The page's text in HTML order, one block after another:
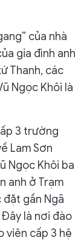
của nhà
gia đình anh
Thanh, các
Ngọc Khôi là
3 trường
Lam Sơn
Ngọc Khôi ba
anh ở Trạm
gần Ngã
Đây là nơi đào
viên cấp 3 hệ